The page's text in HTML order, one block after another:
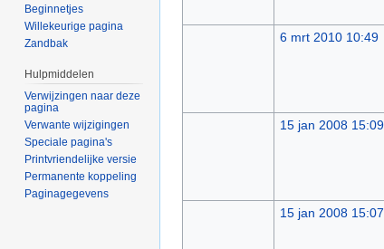
6 mrt 2010 10:49
15 jan 2008 15:09
15 jan 2008 15:07
Beginnetjes
Willekeurige pagina
Zandbak
Hulpmiddelen
Verwijzingen naar deze
pagina
Verwante wijzigingen
Speciale pagina's
Printvriendelijke versie
Permanente koppeling
Paginagegevens